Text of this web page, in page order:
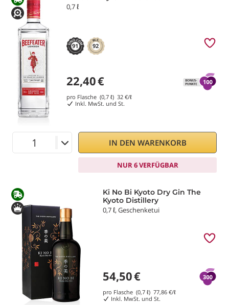
0,7 ℓ
91 92
22,40€
pro Flasche (0,7 ℓ) 32 €/ℓ
Inkl. MwSt. und St.
IN DEN WARENKORB
NUR 6 VERFÜGBAR
Ki No Bi Kyoto Dry Gin The
Kyoto Distillery
0,7 ℓ, Geschenketui
54,50€
pro Flasche (0,7 ℓ) 77,86€/ℓ
Inkl. MwSt. und St.